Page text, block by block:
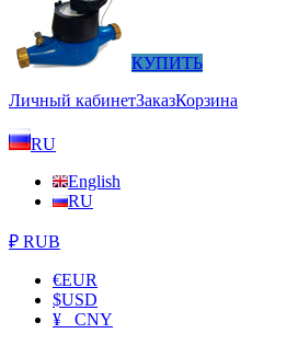
КУПИТЬ
Личный кабинетЗаказКорзина
RU
English
RU
₽ RUB
€EUR
$USD
¥ CNY